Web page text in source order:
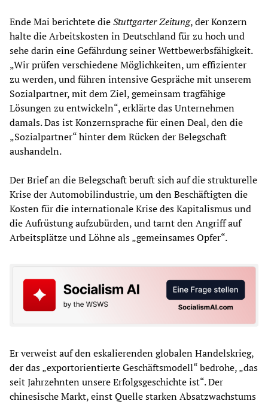
Ende Mai berichtete dieStuttgarter Zeitung, der Konzern
halte die Arbeitskosten in Deutschland für zu hoch und
sehe darin eine Gefährdung seiner Wettbewerbsfähigkeit.
„Wir prüfen verschiedene Möglichkeiten, um effizienter
zu werden, und führen intensive Gespräche mit unserem
Sozialpartner, mit dem Ziel, gemeinsam tragfähige
Lösungen zu entwickeln“, erklärte das Unternehmen
damals. Das ist Konzernsprache für einen Deal, den die
„Sozialpartner“ hinter dem Rücken der Belegschaft
aushandeln.
Der Brief an die Belegschaft beruft sich auf die strukturelle
Krise der Automobilindustrie, um den Beschäftigten die
Kosten für die internationale Krise des Kapitalismus und
die Aufrüstung aufzubürden, und tarnt den Angriff auf
Arbeitsplätze und Löhne als „gemeinsames Opfer“.
Er verweist auf den eskalierenden globalen Handelskrieg,
der das „exportorientierte Geschäftsmodell“ bedrohe, „das
seit Jahrzehnten unsere Erfolgsgeschichte ist“. Der
chinesische Markt, einst Quelle starken Absatzwachstums